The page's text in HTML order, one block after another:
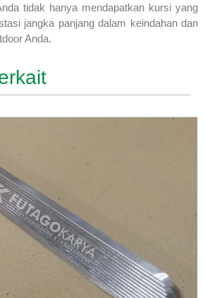
tidak hanya mendapatkan kursi yang
jangka panjang dalam keindahan dan
Anda.